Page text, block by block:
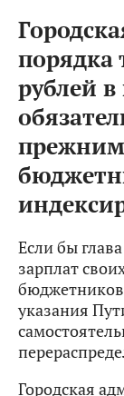
порядка
рублей
Если бы
зарплат
указания
Городская